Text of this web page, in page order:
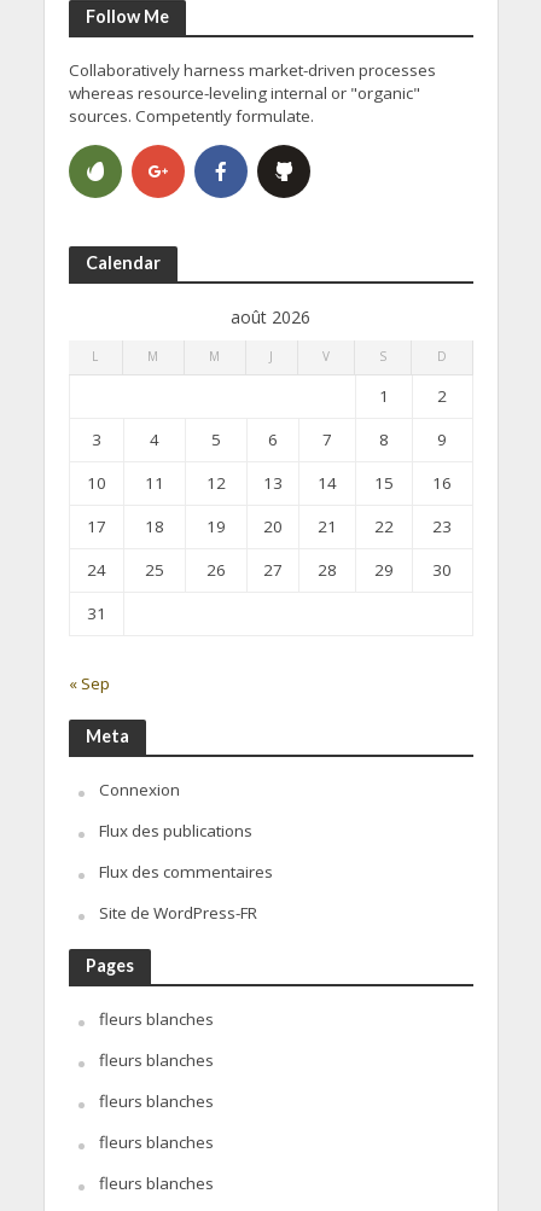
Follow Me
Collaboratively harness market-driven processes
whereas resource-leveling internal or "organic"
sources. Competently formulate.
Calendar
août 2026
L M M J V S D
1
2
3
4 5 6 7 8
9
10
11 12 13 14 15
16
17
18 19 20 21 22
23
24
25 26 27 28 29
30
31
« Sep
Meta
Connexion
Flux des publications
Flux des commentaires
Site de WordPress-FR
Pages
fleurs blanches
fleurs blanches
fleurs blanches
fleurs blanches
fleurs blanches